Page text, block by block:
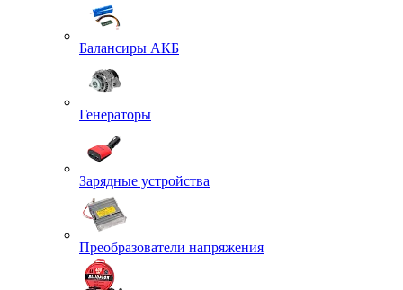
Балансиры АКБ
Генераторы
Зарядные устройства
Преобразователи напряжения